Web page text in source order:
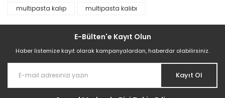
454.353,41 TL
multipasta kalıp
multipasta kalıbı
E-Bülten'e Kayıt Olun
Haber listemize kayıt olarak kampanyalardan, haberdar olabilirsiniz.
Kayıt Ol